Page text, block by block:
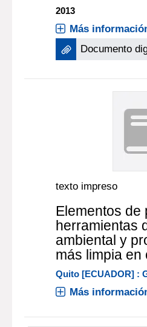
2013
Más
Documento
texto impreso
Elementos de
herramientas
ambiental y
más limpia en
Quito [ECUADOR] :
Más